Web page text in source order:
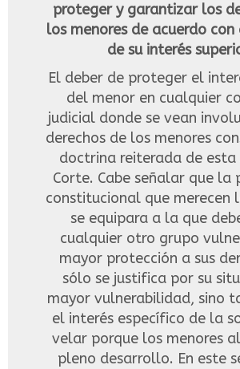
proteger y garantizar los
los menores de acuerdo
de su interés
El deber de proteger el
del menor en cualquier
judicial donde se vean
derechos de los menores
doctrina reiterada de esta
Corte. Cabe señalar que la
constitucional que merecen
se equipara a la que
cualquier otro grupo
mayor protección a sus
sólo se justifica por su
mayor vulnerabilidad, sino
el interés específico de la
velar porque los menores
pleno desarrollo. En este